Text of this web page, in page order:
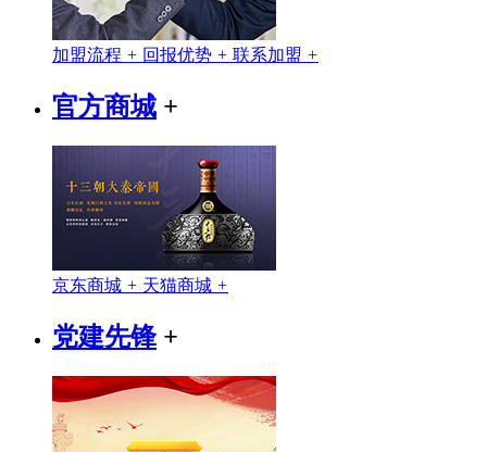
加盟流程 + 回报优势 + 联系加盟 +
官方商城 +
京东商城 + 天猫商城 +
党建先锋+